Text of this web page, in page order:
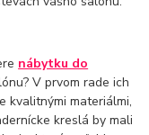
nábytku do
V prvom rade ich
kvalitnými materiálmi,
kreslá by mali